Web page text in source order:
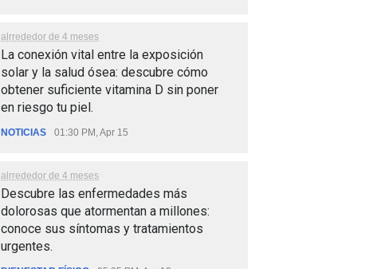
alrrededor de 4 meses
La conexión vital entre la exposición
solar y la salud ósea: descubre cómo
obtener suficiente vitamina D sin poner
en riesgo tu piel.
NOTICIAS 01:30 PM, Apr 15
alrrededor de 4 meses
Descubre las enfermedades más
dolorosas que atormentan a millones:
conoce sus síntomas y tratamientos
urgentes.